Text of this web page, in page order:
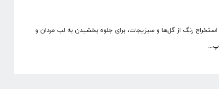
رنگ از گل‌ها و سبزیجات، برای جلوه بخشیدن به لب مردان و
پ...